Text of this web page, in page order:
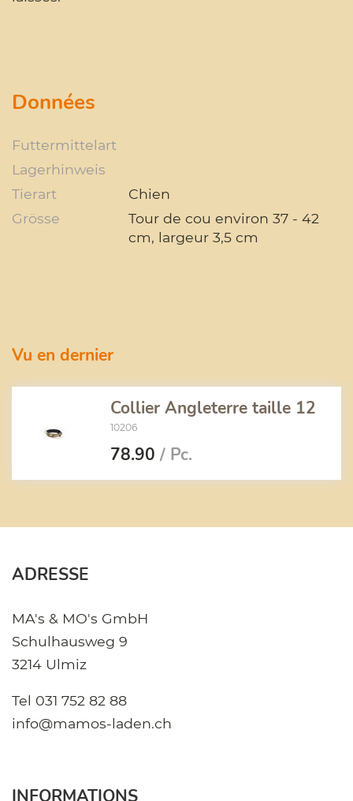
Données
Futtermittelart
Lagerhinweis
Tierart
Chien
Grösse
Tour de cou environ 37 - 42
cm, largeur 3,5 cm
Vu en dernier
Collier Angleterre taille 12
10206
78.90 / Pc.
ADRESSE
MA's & MO's GmbH
Schulhausweg 9
3214 Ulmiz
Tel 031 752 82 88
info@mamos-laden.ch
INFORMATIONS